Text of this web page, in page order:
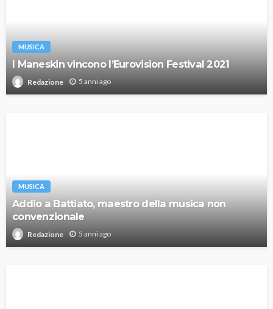
MUSICA
I Maneskin vincono l’Eurovision Festival 2021
Redazione 5 anni ago
MUSICA
Addio a Battiato, maestro della musica non
convenzionale
Redazione 5 anni ago